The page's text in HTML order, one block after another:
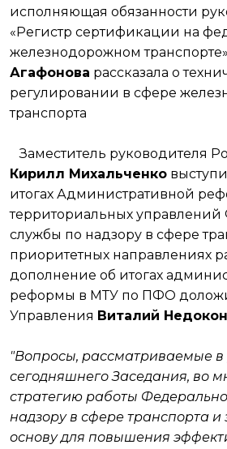
исполняющая обязанности
«Регистр сертификации на
железнодорожном транспорте»
Агафонова рассказала о
регулировании в сфере
транспорта
Заместитель руководителя
Кирилл Михальченко
итогах Административной
территориальных
службы по надзору в сфере
приоритетных направлениях
дополнение об итогах
реформы в МТУ по ПФО
Управления Виталий
"Вопросы, рассматриваемые в
сегодняшнего Заседания, во
стратегию работы
надзору в сфере транспорта
основу для повышения